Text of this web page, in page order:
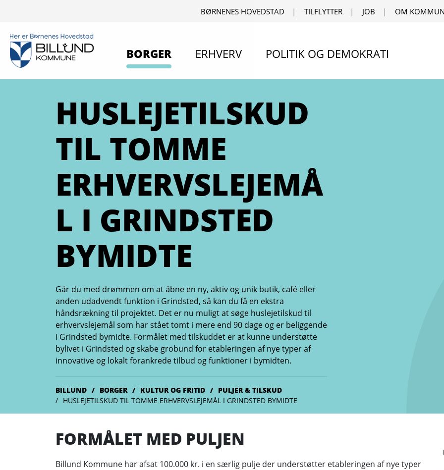
BØRNENES HOVEDSTAD TILFLYTTER JOB OM
BORGER ERHVERV POLITIK OG DEMOKRATI
HUSLEJETILSKUD
TIL TOMME
ERHVERVSLEJEMÅ
L I GRINDSTED
BYMIDTE
Går du med drømmen om at åbne en ny, aktiv og unik butik, café eller
anden udadvendt funktion i Grindsted, så kan du få en ekstra
håndsrækning til projektet. Det er nu muligt at søge huslejetilskud til
erhvervslejemål som har stået tomt i mere end 90 dage og er beliggende
i Grindsted bymidte. Formålet med tilskuddet er at kunne understøtte
bylivet i Grindsted og skabe grobund for etableringen af nye typer af
innovative og lokalt forankrede tilbud og funktioner i bymidten.
BILLUND BORGER KULTUR OG FRITID
PULJER & TILSKUD
HUSLEJETILSKUD TIL TOMME ERHVERVSLEJEMÅL I GRINDSTED BYMIDTE
FORMÅLET MED PULJEN
Billund Kommune har afsat 100.000 kr. i en særlig pulje der understøtter etableringen af nye typer